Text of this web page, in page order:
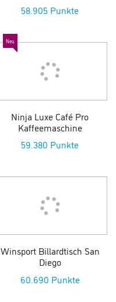
58.905 Punkte
Neu
Ninja Luxe Café Pro
Kaffeemaschine
59.380 Punkte
Winsport Billardtisch San
Diego
60.690 Punkte